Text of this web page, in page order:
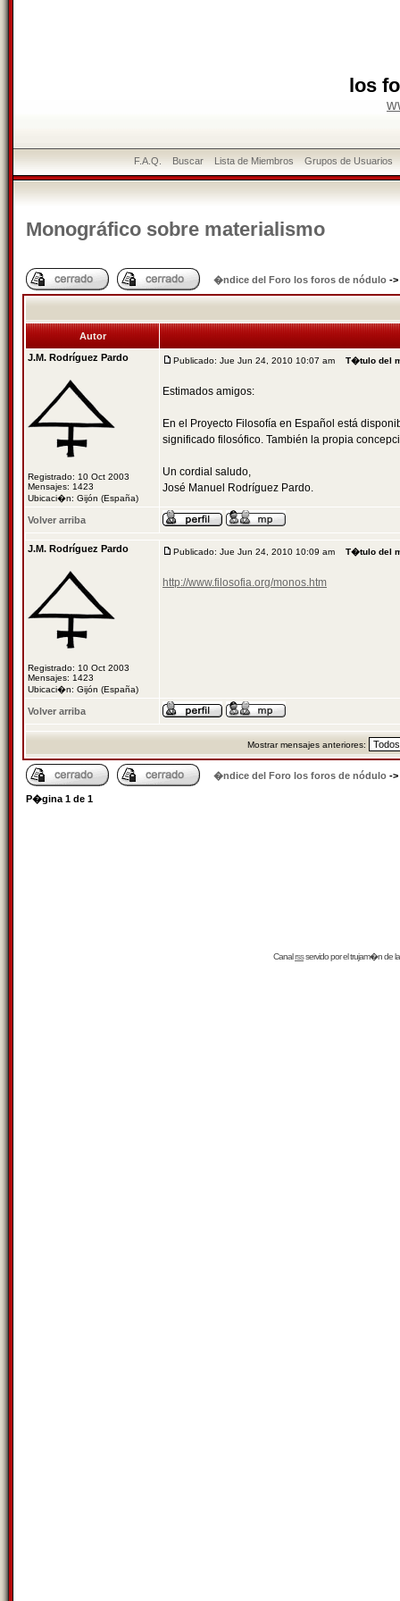
los
F.A.Q. Buscar Lista de Miembros Grupos de Usuarios
Monográfico sobre materialismo
�ndice del Foro los foros de nódulo ->
Autor
J.M. Rodríguez Pardo
Registrado: 10 Oct 2003
Mensajes: 1423
Ubicaci�n: Gijón (España)
Publicado: Jue Jun 24, 2010 10:07 am T�tulo del
Estimados amigos:
En el Proyecto Filosofía en Español está
significado filosófico. También la propia
Un cordial saludo,
José Manuel Rodríguez Pardo.
Volver arriba
J.M. Rodríguez Pardo
Registrado: 10 Oct 2003
Mensajes: 1423
Ubicaci�n: Gijón (España)
Publicado: Jue Jun 24, 2010 10:09 am T�tulo del
http://www.filosofia.org/monos.htm
Volver arriba
Mostrar mensajes anteriores:
�ndice del Foro los foros de nódulo ->
P�gina 1 de 1
Canalrssservido por eltrujam�nde